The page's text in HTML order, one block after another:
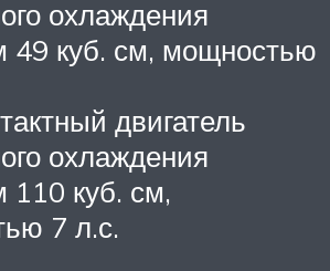
охлаждения
49 куб. см, мощностью
двигатель
охлаждения
110 куб. см,
7 л.с.